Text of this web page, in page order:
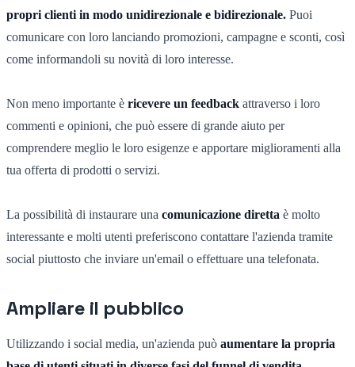
propri clienti in modo unidirezionale e bidirezionale. Puoi
comunicare con loro lanciando promozioni, campagne e sconti, così
come informandoli su novità di loro interesse.
Non meno importante è ricevere un feedback attraverso i loro
commenti e opinioni, che può essere di grande aiuto per
comprendere meglio le loro esigenze e apportare miglioramenti alla
tua offerta di prodotti o servizi.
La possibilità di instaurare una comunicazione diretta è molto
interessante e molti utenti preferiscono contattare l'azienda tramite
social piuttosto che inviare un'email o effettuare una telefonata.
Ampliare il pubblico
Utilizzando i social media, un'azienda può aumentare la propria